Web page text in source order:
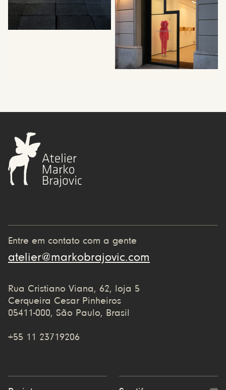
Entre em contato com a gente
atelier@markobrajovic.com
Rua Cristiano Viana, 62, loja 5
Cerqueira Cesar Pinheiros
05411-000, São Paulo, Brasil
+55 11 23719206